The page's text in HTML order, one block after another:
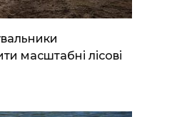
масштабні лісові